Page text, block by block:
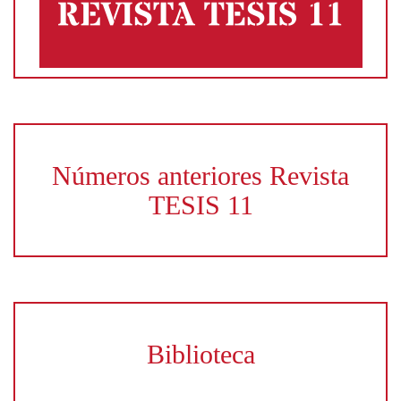
Números anteriores Revista
TESIS 11
Biblioteca